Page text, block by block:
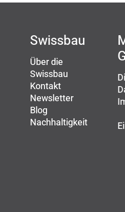
Swissbau
Über die
Swissbau
Kontakt
Newsletter
Blog
Nachhaltigkeit